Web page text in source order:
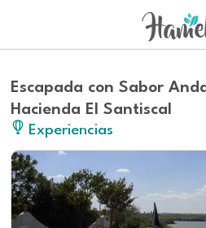
Escapada con Sabor
Hacienda El Santiscal
Experiencias